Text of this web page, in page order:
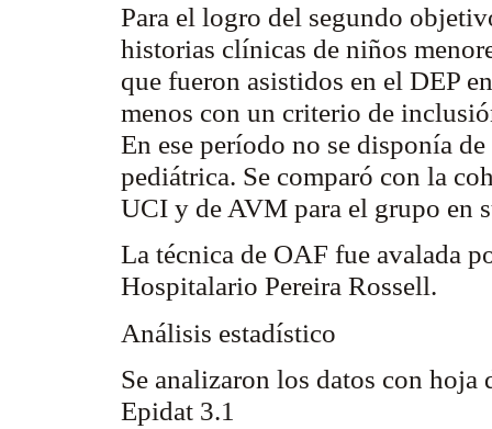
Para el logro del segundo
historias clínicas de niños
que fueron asistidos en el DEP
menos con un criterio de
En ese período no se disponía
pediátrica. Se comparó con la
UCI y de AVM para el grupo en
La técnica de OAF fue avalada
Hospitalario Pereira Rossell.
Análisis estadístico
Se analizaron los datos con hoja
Epidat 3.1